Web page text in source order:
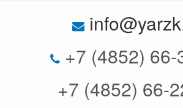
+7 (4852) 66-
+7 (4852) 66-